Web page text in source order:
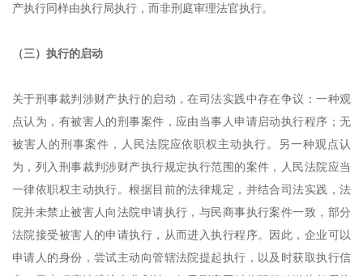
产执行同样由执行局执行，而非刑庭审理法官执行。
（三）执行的启动
关于刑事裁判涉财产执行的启动 ，在司法实践中存在争议：一种观
点认为，有被害人的刑事案件，应由当事人 申请启动执行程序；无
被害人的刑事案件，人民法院应依职权主动执行。另一种观点认
为，列入刑事裁判涉财产执行规定执行范围的案件，人民法院应当
一律依职权主动执行。根据目前的法律规定，并结合司法实践，法
院并未禁止被害人向法院申请执行，与民商事执行案件一致 ，部分
法院接受被害人的申请执行，从而进入执行程序。因此，企业可以
申请人的身份，尝试主动向管辖法院提起执行，以及时获取执行信